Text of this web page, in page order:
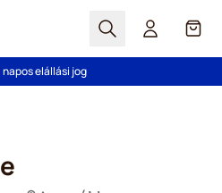
Search Cart
szállítás 20 000 Ft-tól
napos elállási jog